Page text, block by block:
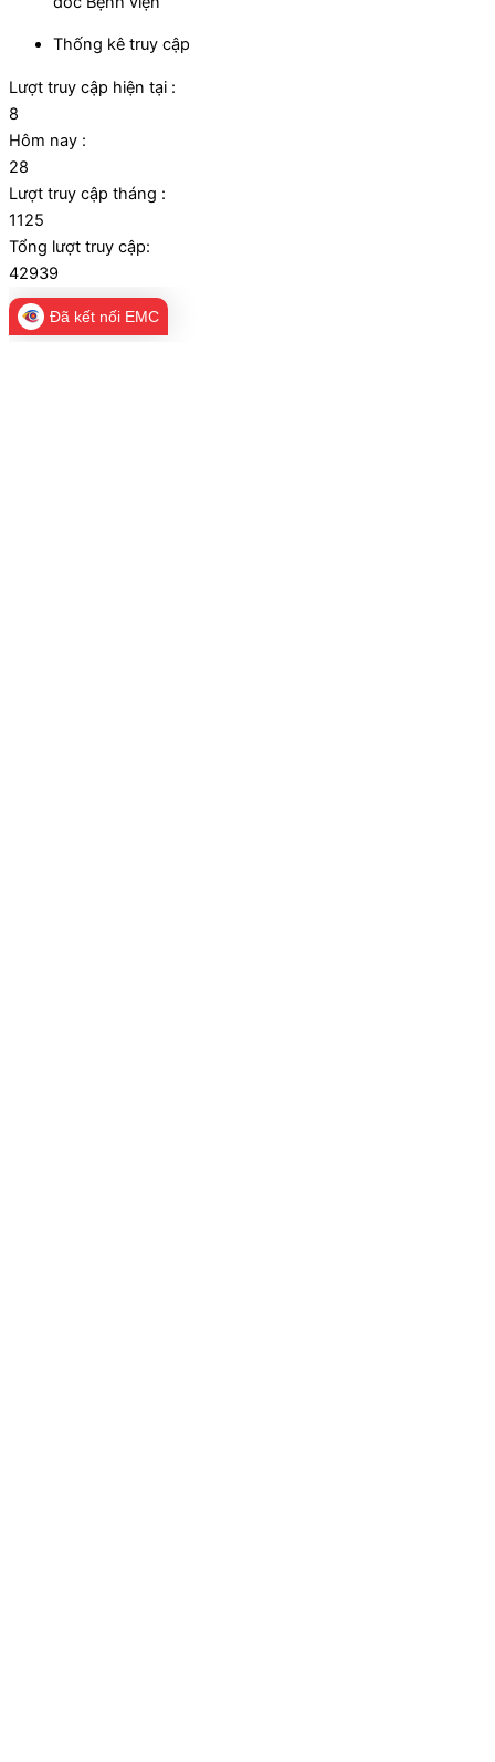
Thống kê truy cập
Lượt truy cập hiện tại :
8
Hôm nay :
28
Lượt truy cập tháng :
1125
Tổng lượt truy cập:
42939
Đã kết nối EMC